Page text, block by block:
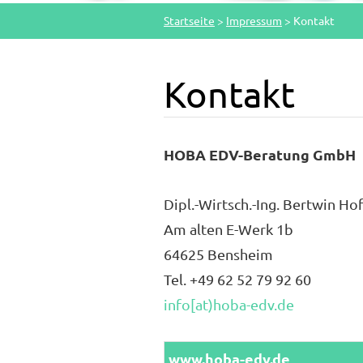
Startseite > Impressum > Kontakt
Kontakt
HOBA EDV-Beratung GmbH
Dipl.-Wirtsch.-Ing. Bertwin
Am alten E-Werk 1b
64625 Bensheim
Tel. +49 62 52 79 92 60
info[at)hoba-edv.de
www.hoba-edv.de